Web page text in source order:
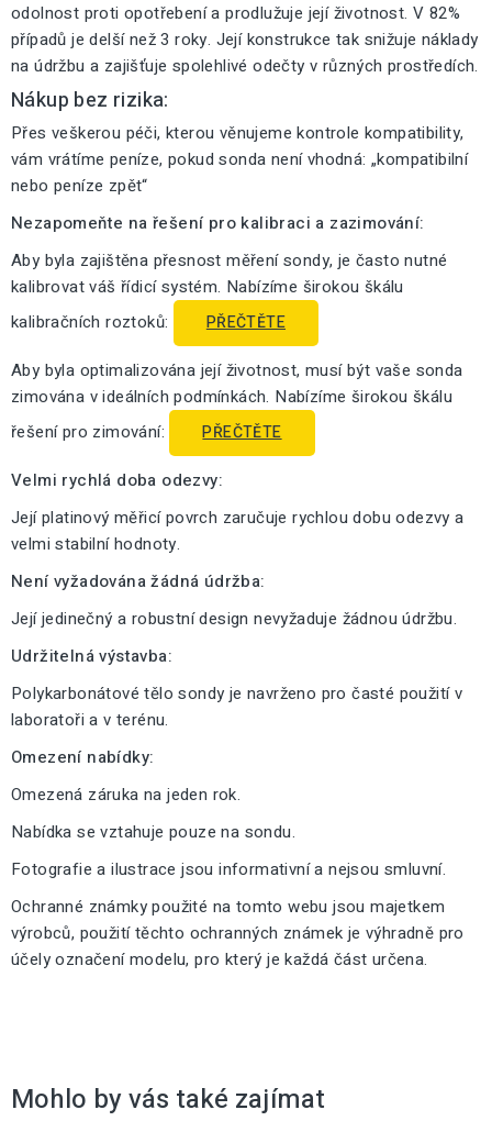
odolnost proti opotřebení a prodlužuje její životnost. V 82%
případů je delší než 3 roky. Její konstrukce tak snižuje náklady
na údržbu a zajišťuje spolehlivé odečty v různých prostředích.
Nákup bez rizika:
Přes veškerou péči, kterou věnujeme kontrole kompatibility,
vám vrátíme peníze, pokud sonda není vhodná: „kompatibilní
nebo peníze zpět“
Nezapomeňte na řešení pro kalibraci a zazimování:
Aby byla zajištěna přesnost měření sondy, je často nutné
kalibrovat váš řídicí systém. Nabízíme širokou škálu
kalibračních roztoků:
PŘEČTĚTE
Aby byla optimalizována její životnost, musí být vaše sonda
zimována v ideálních podmínkách. Nabízíme širokou škálu
řešení pro zimování:
PŘEČTĚTE
Velmi rychlá doba odezvy:
Její platinový měřicí povrch zaručuje rychlou dobu odezvy a
velmi stabilní hodnoty.
Není vyžadována žádná údržba:
Její jedinečný a robustní design nevyžaduje žádnou údržbu.
Udržitelná výstavba:
Polykarbonátové tělo sondy je navrženo pro časté použití v
laboratoři a v terénu.
Omezení nabídky:
Omezená záruka na jeden rok.
Nabídka se vztahuje pouze na sondu.
Fotografie a ilustrace jsou informativní a nejsou smluvní.
Ochranné známky použité na tomto webu jsou majetkem
výrobců, použití těchto ochranných známek je výhradně pro
účely označení modelu, pro který je každá část určena.
Mohlo by vás také zajímat